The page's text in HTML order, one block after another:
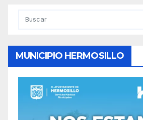
MUNICIPIO HERMOSILLO